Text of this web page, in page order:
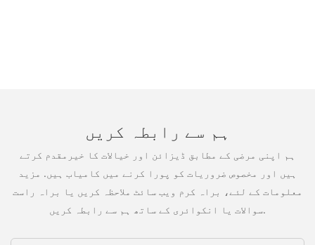
ہم سے رابطہ کریں
ہم اپنی مرضی کے مطابق ڈیزائن اور خیالات کا خیرمقدم کرتے
ہیں اور مخصوص ضروریات کو پورا کرنے میں کامیاب ہیں. مزید
معلومات کے لئے، براہ کرم ویب سائٹ ملاحظہ کریں یا براہ راست
سوالات یا انکوائری کے ساتھ ہم سے رابطہ کریں.